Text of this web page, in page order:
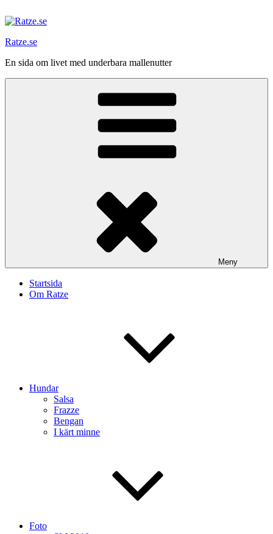
till
Ratze.se
En sida om livet med underbara mallenutter
Meny
Startsida
Om Ratze
Hundar
Salsa
Frazze
Bengan
I kärt minne
Foto